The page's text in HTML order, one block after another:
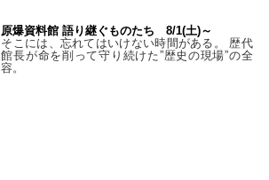
原爆資料館 語り継ぐものたち 8/1(土)～
そこには、忘れてはいけない時間がある。 歴代
館長が命を削って守り続けた”歴史の現場”の全
容。